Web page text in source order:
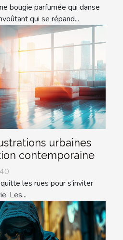
bougie parfumée qui danse
qui se répand...
urbaines
contemporaine
les rues pour s'inviter
Les...